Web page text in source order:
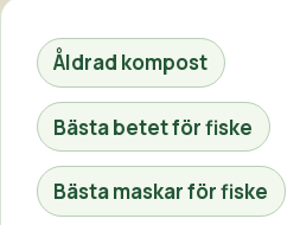
Åldrad kompost
Bästa betet för fiske
Bästa maskar för fiske